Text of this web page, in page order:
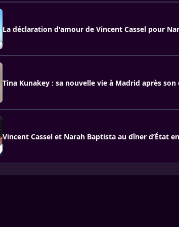
La déclaration d'amour de Vincent Cassel pour
Tina Kunakey : sa nouvelle vie à Madrid après son
Vincent Cassel et Narah Baptista au dîner d’État